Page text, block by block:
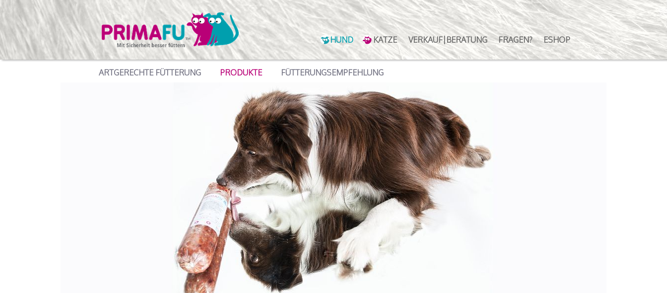
HUND KATZE VERKAUF|BERATUNG FRAGEN? ESHOP
ARTGERECHTE FÜTTERUNG PRODUKTE FÜTTERUNGSEMPFEHLUNG